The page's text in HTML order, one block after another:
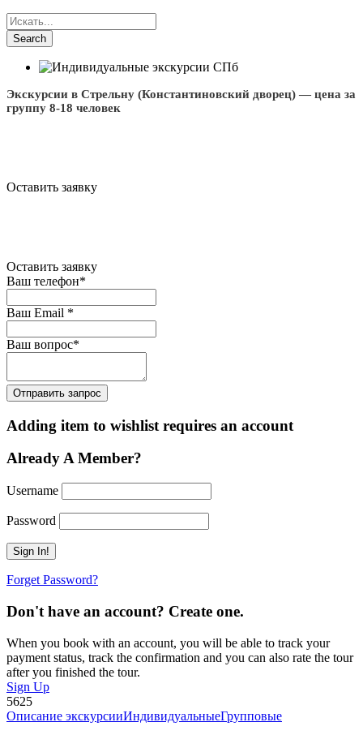
Экскурсии в Стрельну (Константиновский дворец) — цена за
группу 8-18 человек
Оставить заявку
Оставить заявку
Ваш телефон*
Ваш Email *
Ваш вопрос*
Adding item to wishlist requires an account
Already A Member?
Username
Password
Forget Password?
Don't have an account? Create one.
When you book with an account, you will be able to track your
payment status, track the confirmation and you can also rate the tour
after you finished the tour.
Sign Up
5625
Описание экскурсииИндивидуальныеГрупповые